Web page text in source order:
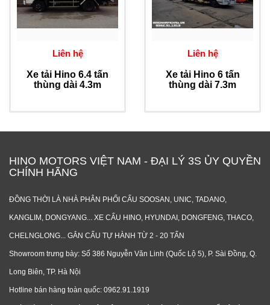
Liên hệ
Xe tải Hino 6.4 tấn
thùng dài 4.3m
Liên hệ
Xe tải Hino 6 tấn
thùng dài 7.3m
HINO MOTORS VIỆT NAM - ĐẠI LÝ 3S ỦY QUYỀN
CHÍNH HÃNG
ĐỒNG THỜI LÀ NHÀ PHÂN PHỐI CẨU SOOSAN, UNIC, TADANO,
KANGLIM, DONGYANG... XE CẨU HINO, HYUNDAI, DONGFENG, THACO,
CHELNGLONG... GẮN CẨU TỰ HÀNH TỪ 2 - 20 TẤN
Showroom trưng bày: Số 386 Nguyễn Văn Linh (Quốc Lộ 5), P. Sài Đồng, Q.
Long Biên, TP. Hà Nội
Hotline bán hàng toàn quốc: 0962.91.1919